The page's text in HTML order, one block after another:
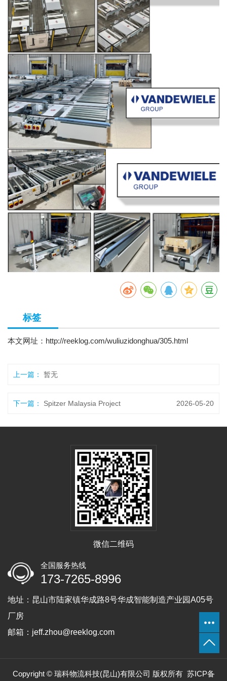
标签
本文网址： http://reeklog.com/wuliuzidonghua/305.html
上一篇： 暂无
下一篇： Spitzer Malaysia Project 2026-05-20
微信二维码
全国服务热线
173-7265-8996
地址：昆山市陆家镇华成路8号华成智能制造产业园A05号
厂房
邮箱：jeff.zhou@reeklog.com
Copyright © 瑞科物流科技(昆山)有限公司 版权所有 苏ICP备